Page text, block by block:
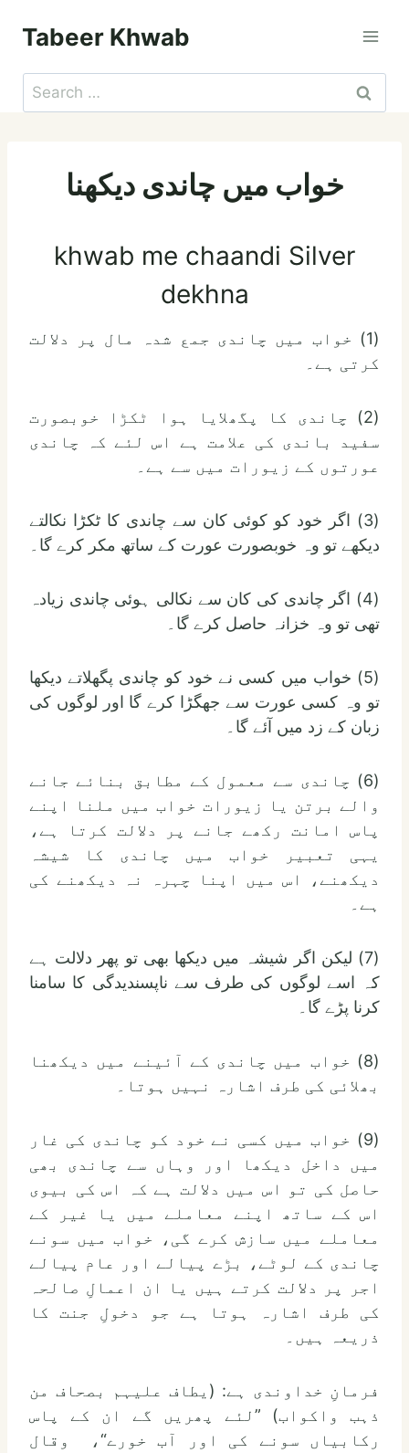
Tabeer Khwab
Search
for:
خواب میں چاندی دیکھنا
khwab me chaandi Silver
dekhna
(1) خواب میں چاندی جمع شدہ مال پر دلالت
کرتی ہے۔
(2) چاندی کا پگھلایا ہوا ٹکڑا خوبصورت
سفید باندی کی علامت ہے اس لئے کہ چاندی
عورتوں کے زیورات میں سے ہے۔
(3) اگر خود کو کوئی کان سے چاندی کا ٹکڑا نکالتے
دیکھے تو وہ خوبصورت عورت کے ساتھ مکر کرے گا۔
(4) اگر چاندی کی کان سے نکالی ہوئی چاندی زیادہ
تھی تو وہ خزانہ حاصل کرے گا۔
(5) خواب میں کسی نے خود کو چاندی پگھلاتے دیکھا
تو وہ کسی عورت سے جھگڑا کرے گا اور لوگوں کی
زبان کے زد میں آئے گا۔
(6) چاندی سے معمول کے مطابق بنائے جانے
والے برتن یا زیورات خواب میں ملنا اپنے
پاس امانت رکھے جانے پر دلالت کرتا ہے،
یہی تعبیر خواب میں چاندی کا شیشہ
دیکھنے، اس میں اپنا چہرہ نہ دیکھنے کی
ہے۔
(7) لیکن اگر شیشہ میں دیکھا بھی تو پھر دلالت ہے
کہ اسے لوگوں کی طرف سے ناپسندیدگی کا سامنا
کرنا پڑے گا۔
(8) خواب میں چاندی کے آئینے میں دیکھنا
بھلائی کی طرف اشارہ نہیں ہوتا۔
(9) خواب میں کسی نے خود کو چاندی کی غار
میں داخل دیکھا اور وہاں سے چاندی بھی
حاصل کی تو اس میں دلالت ہے کہ اس کی بیوی
اس کے ساتھ اپنے معاملے میں یا غیر کے
معاملے میں سازش کرے گی، خواب میں سونے
چاندی کے لوٹے، بڑے پیالے اور عام پیالے
اجر پر دلالت کرتے ہیں یا ان اعمالِ صالحہ
کی طرف اشارہ ہوتا ہے جو دخولِ جنت کا
ذریعہ ہیں۔
فرمانِ خداوندی ہے: (یطاف علیہم بصحاف من
ذہب واکواب) ”لئے پھریں گے ان کے پاس
رکابیاں سونے کی اور آب خورے“، وقال